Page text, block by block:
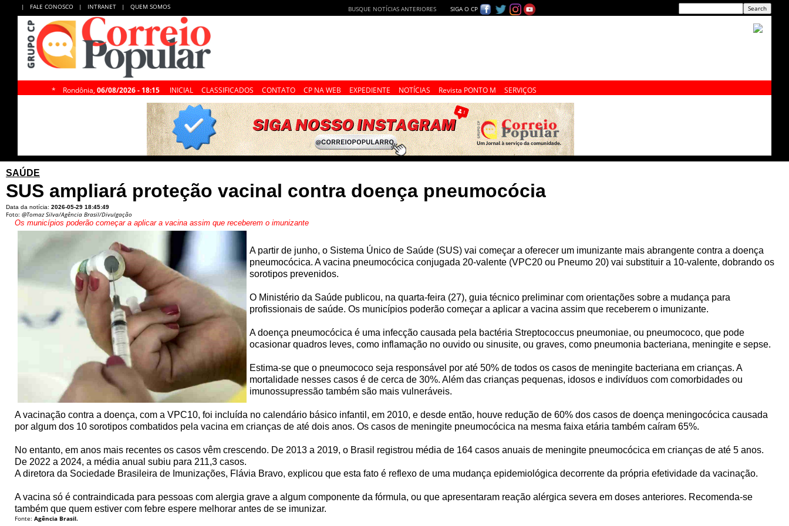
| FALE CONOSCO | INTRANET | QUEM SOMOS BUSQUE NOTÍCIAS ANTERIORES SIGA O CP
* Rondônia, 06/08/2026 - 18:15 INICIAL CLASSIFICADOS CONTATO CP NA WEB EXPEDIENTE NOTÍCIAS Revista PONTO M SERVIÇOS
SAÚDE
SUS ampliará proteção vacinal contra doença pneumocócia
Data da notícia: 2026-05-29 18:45:49
Foto: @Tomaz Silva/Agência Brasil/Divulgação
Os municípios poderão começar a aplicar a vacina assim que receberem o imunizante
A partir de junho, o Sistema Único de Saúde (SUS) vai começar a oferecer um imunizante mais abrangente contra a doença
pneumocócica. A vacina pneumocócica conjugada 20-valente (VPC20 ou Pneumo 20) vai substituir a 10-valente, dobrando os
sorotipos prevenidos.
O Ministério da Saúde publicou, na quarta-feira (27), guia técnico preliminar com orientações sobre a mudança para
profissionais de saúde. Os municípios poderão começar a aplicar a vacina assim que receberem o imunizante.
A doença pneumocócica é uma infecção causada pela bactéria Streptococcus pneumoniae, ou pneumococo, que pode
ocasionar quadros leves, como inflamação no ouvido ou sinusite, ou graves, como pneumonia bacteriana, meningite e sepse.
Estima-se que o pneumococo seja responsável por até 50% de todos os casos de meningite bacteriana em crianças. A
mortalidade nesses casos é de cerca de 30%. Além das crianças pequenas, idosos e indivíduos com comorbidades ou
imunossupressão também são mais vulneráveis.
A vacinação contra a doença, com a VPC10, foi incluída no calendário básico infantil, em 2010, e desde então, houve redução de 60% dos casos de doença meningocócica causada
por algum dos 10 sorotipos combatidos pela vacina em crianças de até dois anos. Os casos de meningite pneumocócica na mesma faixa etária também caíram 65%.
No entanto, em anos mais recentes os casos vêm crescendo. De 2013 a 2019, o Brasil registrou média de 164 casos anuais de meningite pneumocócica em crianças de até 5 anos.
De 2022 a 2024, a média anual subiu para 211,3 casos.
A diretora da Sociedade Brasileira de Imunizações, Flávia Bravo, explicou que esta fato é reflexo de uma mudança epidemiológica decorrente da própria efetividade da vacinação.
A vacina só é contraindicada para pessoas com alergia grave a algum componente da fórmula, ou que apresentaram reação alérgica severa em doses anteriores. Recomenda-se
também que quem estiver com febre espere melhorar antes de se imunizar.
Fonte: Agência Brasil.